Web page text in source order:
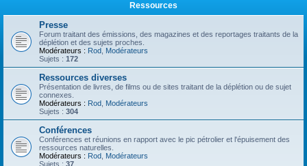
Ressources
Presse
Forum traitant des émissions, des magazines et des reportages traitants de la
déplétion et des sujets proches.
Modérateurs : Rod Modérateurs
Sujets : 172
Ressources diverses
Présentation de livres, de films ou de sites traitant de la déplétion ou de sujet
connexes.
Modérateurs : Rod Modérateurs
Sujets : 304
Conférences
Conférences et réunions en rapport avec le pic pétrolier et l'épuisement des
ressources naturelles.
Modérateurs : Rod Modérateurs
Sujets : 37